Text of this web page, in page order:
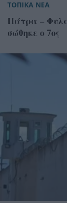
ΤΟΠΙΚΑ ΝΕΑ
Πάτρα –
σώθηκε ο 7ος